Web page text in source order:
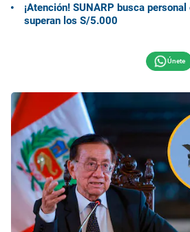
¡Atención! SUNARP busca
superan los S/5.000